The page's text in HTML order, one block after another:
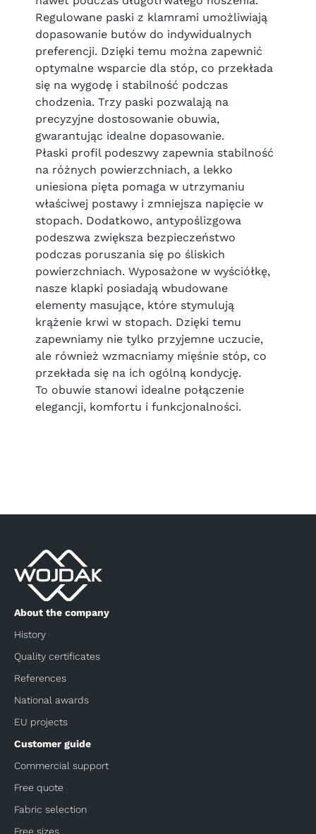
Regulowane paski z klamrami umożliwiają
dopasowanie butów do indywidualnych
preferencji. Dzięki temu można zapewnić
optymalne wsparcie dla stóp, co przekłada
się na wygodę i stabilność podczas
chodzenia. Trzy paski pozwalają na
precyzyjne dostosowanie obuwia,
gwarantując idealne dopasowanie.
Płaski profil podeszwy zapewnia stabilność
na różnych powierzchniach, a lekko
uniesiona pięta pomaga w utrzymaniu
właściwej postawy i zmniejsza napięcie w
stopach. Dodatkowo, antypoślizgowa
podeszwa zwiększa bezpieczeństwo
podczas poruszania się po śliskich
powierzchniach. Wyposażone w wyściółkę,
nasze klapki posiadają wbudowane
elementy masujące, które stymulują
krążenie krwi w stopach. Dzięki temu
zapewniamy nie tylko przyjemne uczucie,
ale również wzmacniamy mięśnie stóp, co
przekłada się na ich ogólną kondycję.
To obuwie stanowi idealne połączenie
elegancji, komfortu i funkcjonalności.
About the company
History
Quality certificates
References
National awards
EU projects
Customer guide
Commercial support
Free quote
Fabric selection
Free sizes